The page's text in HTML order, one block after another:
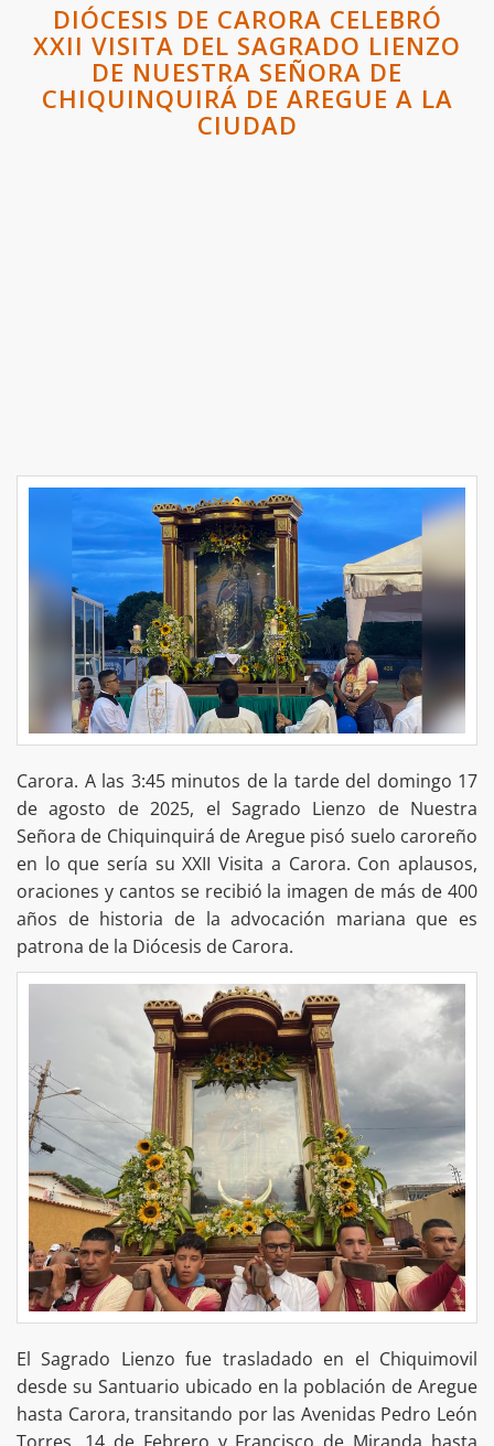
DIÓCESIS DE CARORA CELEBRÓ
XXII VISITA DEL SAGRADO LIENZO
DE NUESTRA SEÑORA DE
CHIQUINQUIRÁ DE AREGUE A LA
CIUDAD
Carora. A las 3:45 minutos de la tarde del domingo 17
de agosto de 2025, el Sagrado Lienzo de Nuestra
Señora de Chiquinquirá de Aregue pisó suelo caroreño
en lo que sería su XXII Visita a Carora. Con aplausos,
oraciones y cantos se recibió la imagen de más de 400
años de historia de la advocación mariana que es
patrona de la Diócesis de Carora.
El Sagrado Lienzo fue trasladado en el Chiquimovil
desde su Santuario ubicado en la población de Aregue
hasta Carora, transitando por las Avenidas Pedro León